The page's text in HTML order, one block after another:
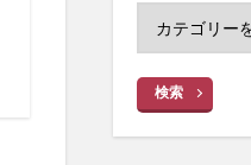
検索